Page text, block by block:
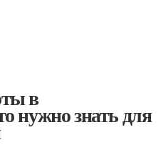
в
нужно знать для